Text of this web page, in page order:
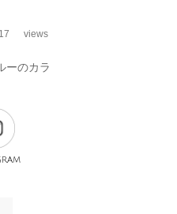
views
ーのカラ